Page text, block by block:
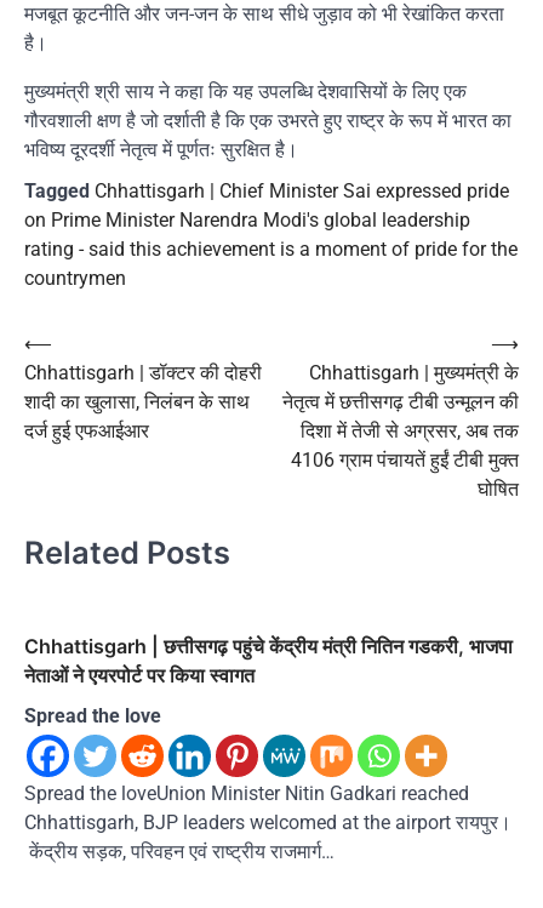
मजबूत कूटनीति और जन-जन के साथ सीधे जुड़ाव को भी रेखांकित करता
है।
मुख्यमंत्री श्री साय ने कहा कि यह उपलब्धि देशवासियों के लिए एक
गौरवशाली क्षण है जो दर्शाती है कि एक उभरते हुए राष्ट्र के रूप में भारत का
भविष्य दूरदर्शी नेतृत्व में पूर्णतः सुरक्षित है।
Tagged Chhattisgarh | Chief Minister Sai expressed pride
on Prime Minister Narendra Modi's global leadership
rating - said this achievement is a moment of pride for the
countrymen
Post
navigation
⟵
Chhattisgarh | डॉक्टर की दोहरी
शादी का खुलासा, निलंबन के साथ
दर्ज हुई एफआईआर
Chhattisgarh | मुख्यमंत्री के
नेतृत्व में छत्तीसगढ़ टीबी उन्मूलन की
दिशा में तेजी से अग्रसर, अब तक
4106 ग्राम पंचायतें हुईं टीबी मुक्त
घोषित
⟶
Related Posts
Chhattisgarh | छत्तीसगढ़ पहुंचे केंद्रीय मंत्री नितिन गडकरी, भाजपा
नेताओं ने एयरपोर्ट पर किया स्वागत
Spread the love
Spread the loveUnion Minister Nitin Gadkari reached
Chhattisgarh, BJP leaders welcomed at the airport रायपुर।
केंद्रीय सड़क, परिवहन एवं राष्ट्रीय राजमार्ग…